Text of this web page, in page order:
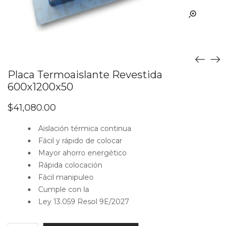
Placa Termoaislante Revestida
600x1200x50
$41,080.00
Aislación térmica continua
Fácil y rápido de colocar
Mayor ahorro energético
Rápida colocación
Fácil manipuleo
Cumple con la
Ley 13.059 Resol 9E/2027